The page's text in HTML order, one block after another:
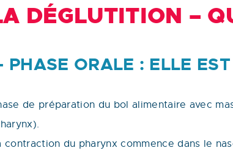
DÉGLUTITION –
PHASE ORALE : ELLE
de préparation du bol alimentaire avec
contraction du pharynx commence dans le